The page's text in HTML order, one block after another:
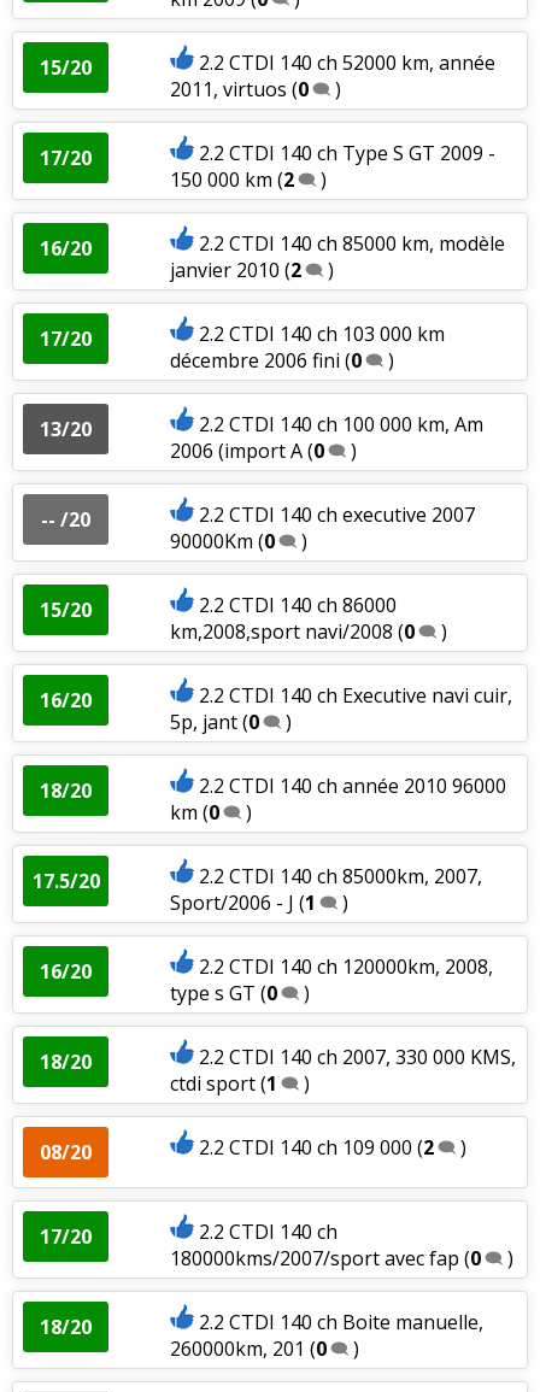
15/20
2.2 CTDI 140 ch 52000 km, année
2011, virtuos (0 )
17/20
2.2 CTDI 140 ch Type S GT 2009 -
150 000 km (2 )
16/20
2.2 CTDI 140 ch 85000 km, modèle
janvier 2010 (2 )
17/20
2.2 CTDI 140 ch 103 000 km
décembre 2006 fini (0 )
13/20
2.2 CTDI 140 ch 100 000 km, Am
2006 (import A(0 )
-- /20
2.2 CTDI 140 ch executive 2007
90000Km (0 )
15/20
2.2 CTDI 140 ch 86000
km,2008,sport navi/2008 (0 )
16/20
2.2 CTDI 140 ch Executive navi cuir,
5p, jant(0 )
18/20
2.2 CTDI 140 ch année 2010 96000
km (0 )
17.5/20
2.2 CTDI 140 ch 85000km, 2007,
Sport/2006 - J (1 )
16/20
2.2 CTDI 140 ch 120000km, 2008,
type s GT (0 )
18/20
2.2 CTDI 140 ch 2007, 330 000 KMS,
ctdi sport(1 )
08/20 2.2 CTDI 140 ch 109 000 (2 )
17/20
2.2 CTDI 140 ch
180000kms/2007/sport avec fap (0 )
18/20
2.2 CTDI 140 ch Boite manuelle,
260000km, 201 (0 )